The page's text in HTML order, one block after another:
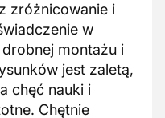
zróżnicowanie i
w
montażu i
jest zaletą,
chęć nauki i
Chętnie